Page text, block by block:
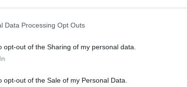
Data Processing Opt Outs
opt-out of the Sharing of my personal data.
opt-out of the Sale of my Personal Data.
17 Aprile alle ore 23:00·Ti stimo·Rispondi
1